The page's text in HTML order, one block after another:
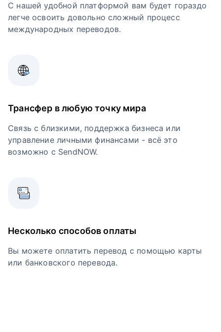
С нашей удобной платформой вам будет гораздо
легче освоить довольно сложный процесс
международных переводов.
Трансфер в любую точку мира
Связь с близкими, поддержка бизнеса или
управление личными финансами - всё это
возможно с SendNOW.
Несколько способов оплаты
Вы можете оплатить перевод с помощью карты
или банковского перевода.